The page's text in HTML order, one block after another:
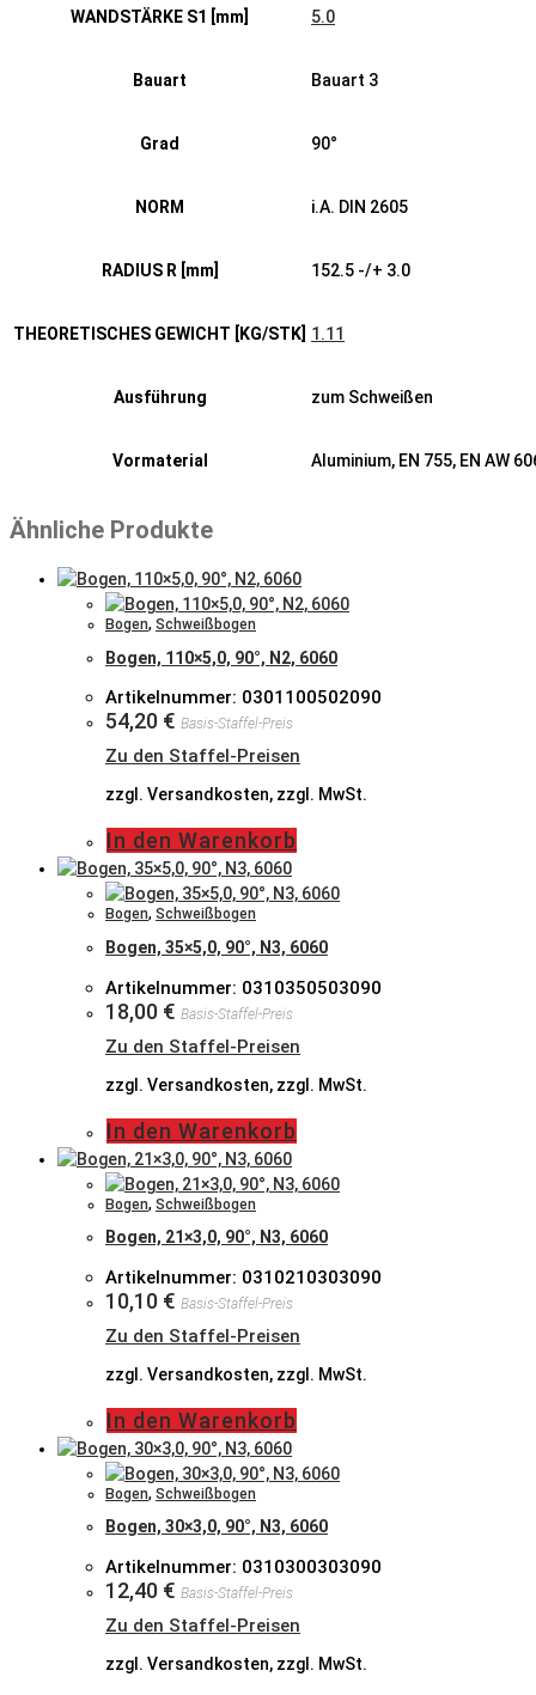
WANDSTÄRKE S1 [mm] 5.0
Bauart Bauart 3
Grad 90°
NORM i.A. DIN 2605
RADIUS R [mm] 152.5 -/+ 3.0
THEORETISCHES GEWICHT [KG/STK] 1.11
Ausführung zum Schweißen
Vormaterial Aluminium, EN 755, EN AW
Ähnliche Produkte
Bogen, Schweißbogen
Bogen, 110×5,0, 90°, N2, 6060
Artikelnummer: 0301100502090
54,20 € Basis-Staffel-Preis
Zu den Staffel-Preisen
zzgl. Versandkosten, zzgl. MwSt.
In den Warenkorb
Bogen, Schweißbogen
Bogen, 35×5,0, 90°, N3, 6060
Artikelnummer: 0310350503090
18,00 € Basis-Staffel-Preis
Zu den Staffel-Preisen
zzgl. Versandkosten, zzgl. MwSt.
In den Warenkorb
Bogen, Schweißbogen
Bogen, 21×3,0, 90°, N3, 6060
Artikelnummer: 0310210303090
10,10 € Basis-Staffel-Preis
Zu den Staffel-Preisen
zzgl. Versandkosten, zzgl. MwSt.
In den Warenkorb
Bogen, Schweißbogen
Bogen, 30×3,0, 90°, N3, 6060
Artikelnummer: 0310300303090
12,40 € Basis-Staffel-Preis
Zu den Staffel-Preisen
zzgl. Versandkosten, zzgl. MwSt.